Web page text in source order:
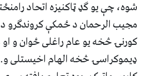
شوه، چې یو ګډ ټاکنیزه اتحاد
مجیب الرحمان د ځمکې کروندګرو
کورنۍ څخه یو عام راغلی ځوان و او
ډیموکراسۍ څخه الهام اخیستلی